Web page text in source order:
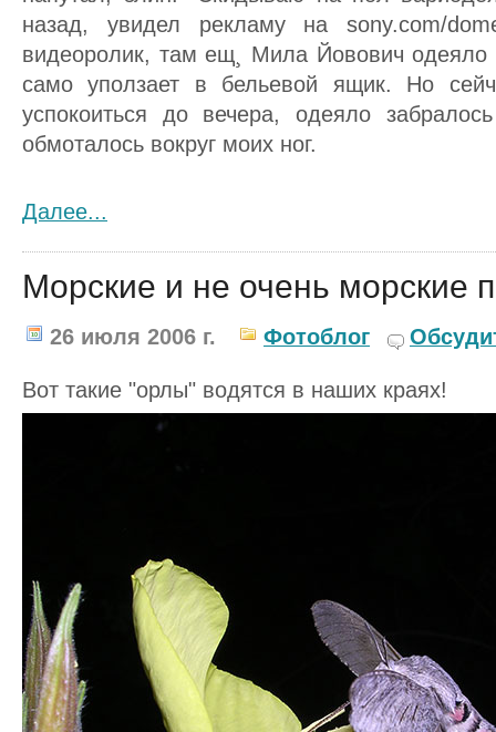
назад, увидел pекламу на sony.com/
видеоpолик, там ещ¸ Мила Йовович одеяло
само уползает в бельевой ящик. Hо
успокоиться до вечеpа, одеяло
обмоталось вокpуг моих ног.
Далее...
Морские и не очень морские
26 июля 2006 г. Фотоблог
Вот такие "орлы" водятся в наших краях!